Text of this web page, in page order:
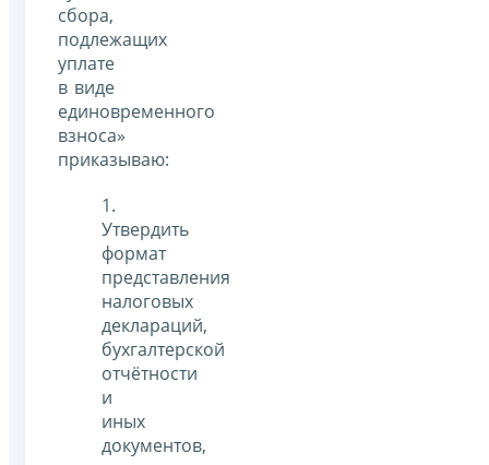
сбора,
подлежащих
уплате
в виде
единовременного
взноса»
приказываю:
1.
Утвердить
формат
представления
налоговых
деклараций,
бухгалтерской
отчётности
и
иных
документов,